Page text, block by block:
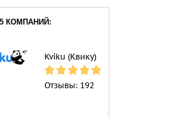
КОМПАНИЙ:
Kviku (Квику)
Отзывы: 192